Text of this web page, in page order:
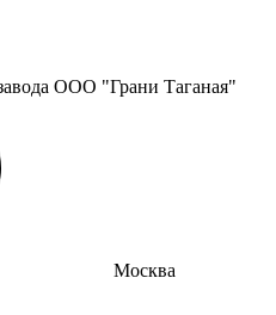
ООО "Грани Таганая"
Москва